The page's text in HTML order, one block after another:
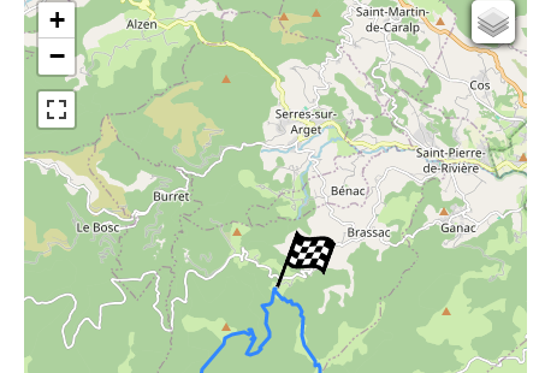
+
−
Cartes IGN
Open Topo Map
Open Street Map
ESRI Word Imagery
Photographies aériennes